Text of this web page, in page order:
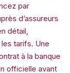
par
d’assureurs
détail,
tarifs. Une
à la banque
officielle avant